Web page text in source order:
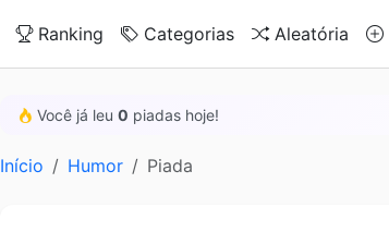
Ranking Categorias Aleatória
Você já leu 0 piadas hoje!
Início Humor Piada